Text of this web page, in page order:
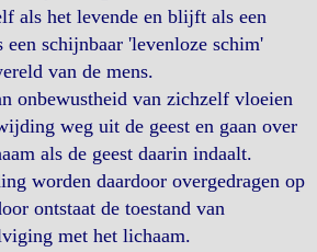
als het levende en blijft als een
een schijnbaar 'levenloze schim'
van de mens.
onbewustheid van zichzelf vloeien
weg uit de geest en gaan over
als de geest daarin indaalt.
worden daardoor overgedragen op
ontstaat de toestand van
met het lichaam.